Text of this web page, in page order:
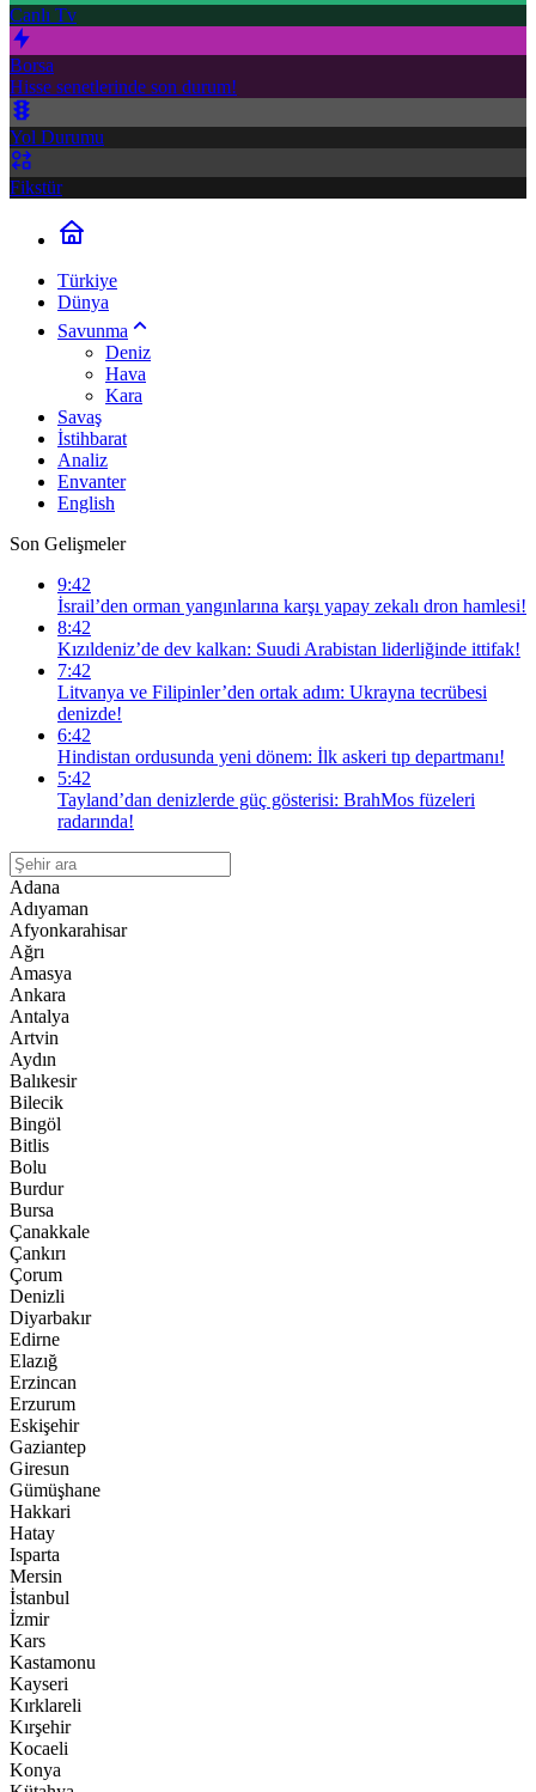
Canlı Tv
Borsa
Hisse senetlerinde son durum!
Yol Durumu
Fikstür
Türkiye
Dünya
Savunma
Deniz
Hava
Kara
Savaş
İstihbarat
Analiz
Envanter
English
Son Gelişmeler
9:42
İsrail’den orman yangınlarına karşı yapay zekalı dron hamlesi!
8:42
Kızıldeniz’de dev kalkan: Suudi Arabistan liderliğinde ittifak!
7:42
Litvanya ve Filipinler’den ortak adım: Ukrayna tecrübesi
denizde!
6:42
Hindistan ordusunda yeni dönem: İlk askeri tıp departmanı!
5:42
Tayland’dan denizlerde güç gösterisi: BrahMos füzeleri
radarında!
Adana
Adıyaman
Afyonkarahisar
Ağrı
Amasya
Ankara
Antalya
Artvin
Aydın
Balıkesir
Bilecik
Bingöl
Bitlis
Bolu
Burdur
Bursa
Çanakkale
Çankırı
Çorum
Denizli
Diyarbakır
Edirne
Elazığ
Erzincan
Erzurum
Eskişehir
Gaziantep
Giresun
Gümüşhane
Hakkari
Hatay
Isparta
Mersin
İstanbul
İzmir
Kars
Kastamonu
Kayseri
Kırklareli
Kırşehir
Kocaeli
Konya